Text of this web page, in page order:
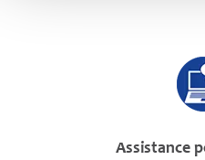
Assistance